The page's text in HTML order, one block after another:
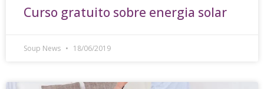
Curso gratuito sobre energia solar
Soup News 18/06/2019